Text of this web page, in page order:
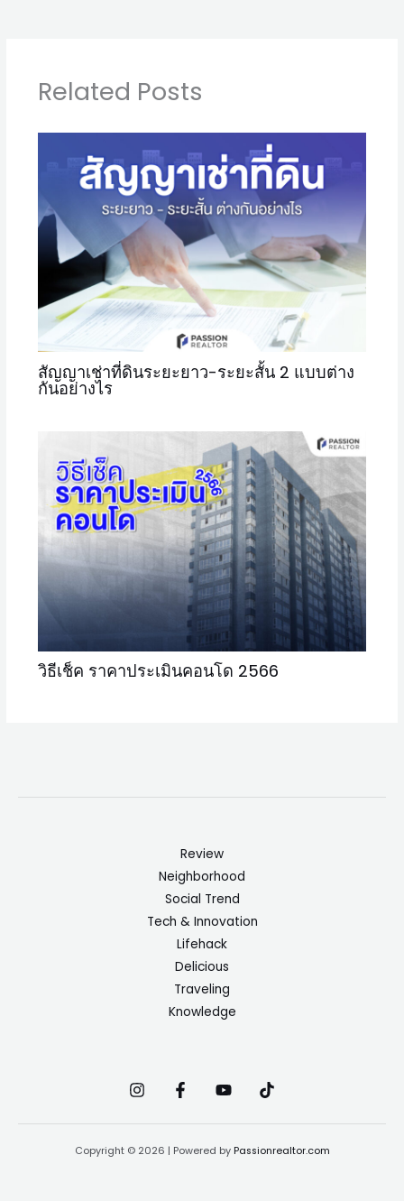
Related Posts
สัญญาเช่าที่ดินระยะยาว-ระยะสั้น 2 แบบต่าง
กันอย่างไร
วิธีเช็ค ราคาประเมินคอนโด 2566
Review
Neighborhood
Social Trend
Tech & Innovation
Lifehack
Delicious
Traveling
Knowledge
Copyright © 2026 | Powered by Passionrealtor.com